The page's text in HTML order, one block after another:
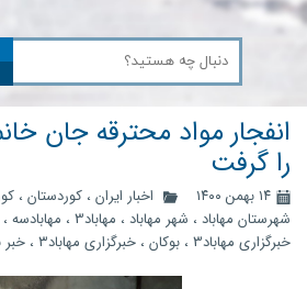
انفجار مواد محترقه جان
را گرفت
۱۴ بهمن ۱۴۰۰ اخبار ایران ، کوردستان ،
شهرستان مهاباد ، شهر مهاباد ، مهاباد3 ، مهابادسه ،
خبرگزاری مهاباد3
، بوکان ، خبرگزاری مهاباد۳ ، خبر